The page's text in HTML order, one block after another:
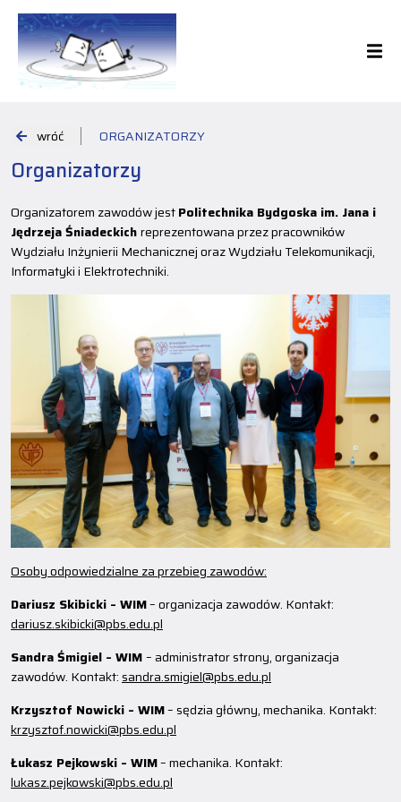
wróć ORGANIZATORZY
Organizatorzy
Organizatorem zawodów jestPolitechnika Bydgoska im. Jana i
Jędrzeja Śniadeckichreprezentowana przez pracowników
Wydziału Inżynierii Mechanicznej oraz Wydziału Telekomunikacji,
Informatyki i Elektrotechniki.
Osoby odpowiedzialne za przebieg zawodów:
Dariusz Skibicki – WIM– organizacja zawodów. Kontakt:
dariusz.skibicki@pbs.edu.pl
Sandra Śmigiel – WIM– administrator strony, organizacja
zawodów. Kontakt:sandra.smigiel@pbs.edu.pl
Krzysztof Nowicki – WIM– sędzia główny, mechanika. Kontakt:
krzysztof.nowicki@pbs.edu.pl
Łukasz Pejkowski – WIM– mechanika. Kontakt:
lukasz.pejkowski@pbs.edu.pl